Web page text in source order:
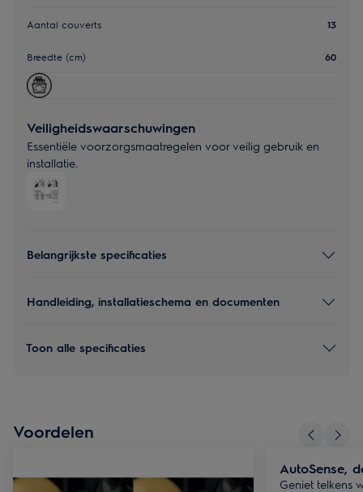
Aantal couverts 13
Breedte (cm) 60
Veiligheidswaarschuwingen
Essentiële voorzorgsmaatregelen voor veilig gebruik en
installatie.
Belangrijkste specificaties
Handleiding, installatieschema en documenten
Toon alle specificaties
Voordelen
AutoSense,
Geniet telkens